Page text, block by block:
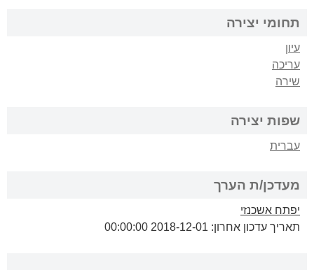
תחומי יצירה
עיון
עריכה
שירה
שפות יצירה
עברית
מעדכן/ת הערך
יפתח אשכנזי
תאריך עדכון אחרון: 2018-12-01 00:00:00